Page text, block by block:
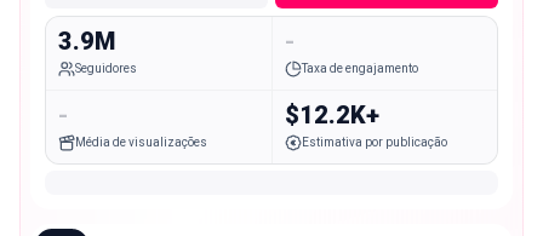
3.9M
Seguidores
-
Taxa de engajamento
-
Média de visualizações
$12.2K+
Estimativa por publicação